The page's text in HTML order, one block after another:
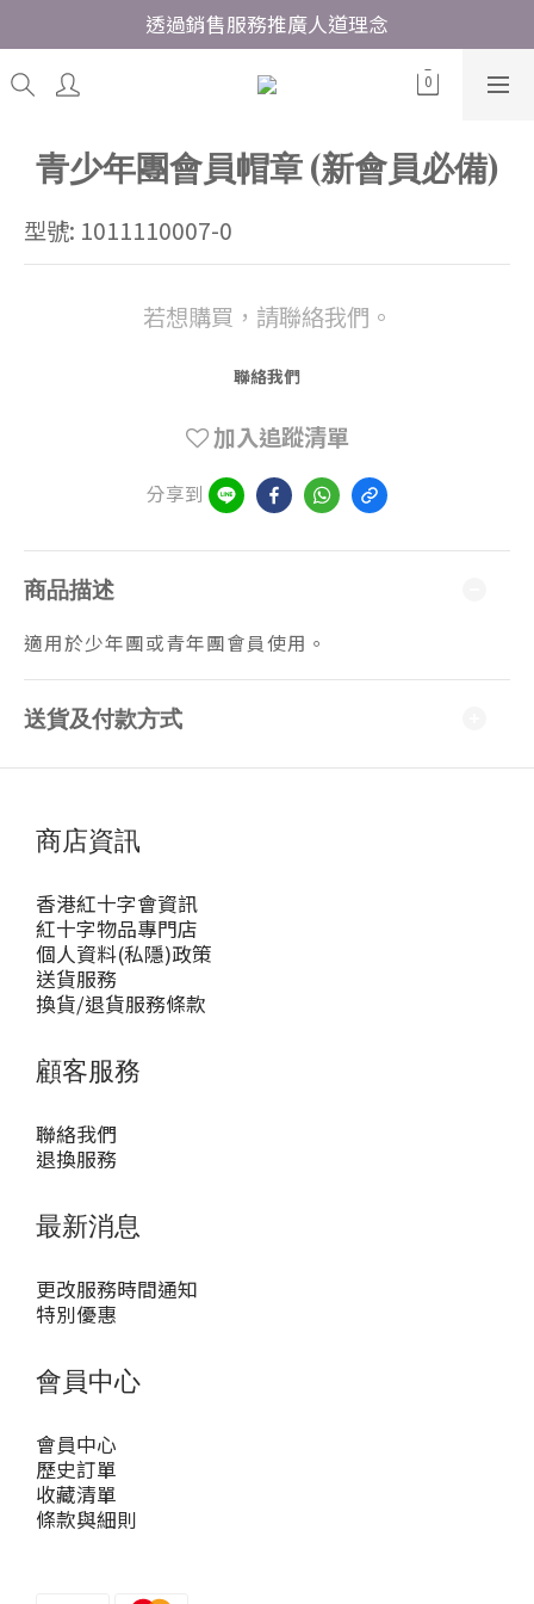
透過銷售服務推廣人道理念
青少年團會員帽章 (新會員必備)
型號: 1011110007-0
若想購買，請聯絡我們。
聯絡我們
加入追蹤清單
分享到
商品描述
適用於少年團或青年團會員使用。
送貨及付款方式
商店資訊
香港紅十字會資訊
紅十字物品專門店
個人資料(私隱)政策
送貨服務
換貨/退貨服務條款
顧客服務
聯絡我們
退換服務
最新消息
更改服務時間通知
特別優惠
會員中心
會員中心
歷史訂單
收藏清單
條款與細則